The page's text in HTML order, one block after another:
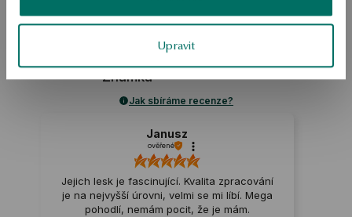
Upravit
Známka
Založeno na
2hodnocení
Jak sbíráme recenze?
Janusz
ověřené
Jejich lesk je fascinující. Kvalita zpracování
je na nejvyšší úrovni, velmi se mi líbí. Mega
pohodlí, nemám pocit, že je mám.